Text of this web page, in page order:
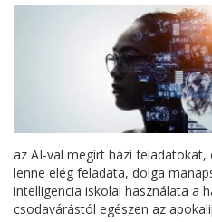
az AI-val megírt házi
lenne elég feladata, dolga
intelligencia iskolai használata a
csodavárástól egészen az